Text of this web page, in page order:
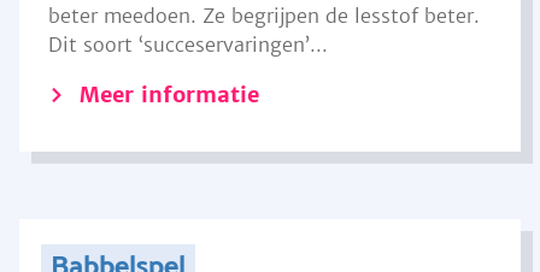
beter meedoen. Ze begrijpen de lesstof beter.
Dit soort ‘succeservaringen’...
Meer informatie